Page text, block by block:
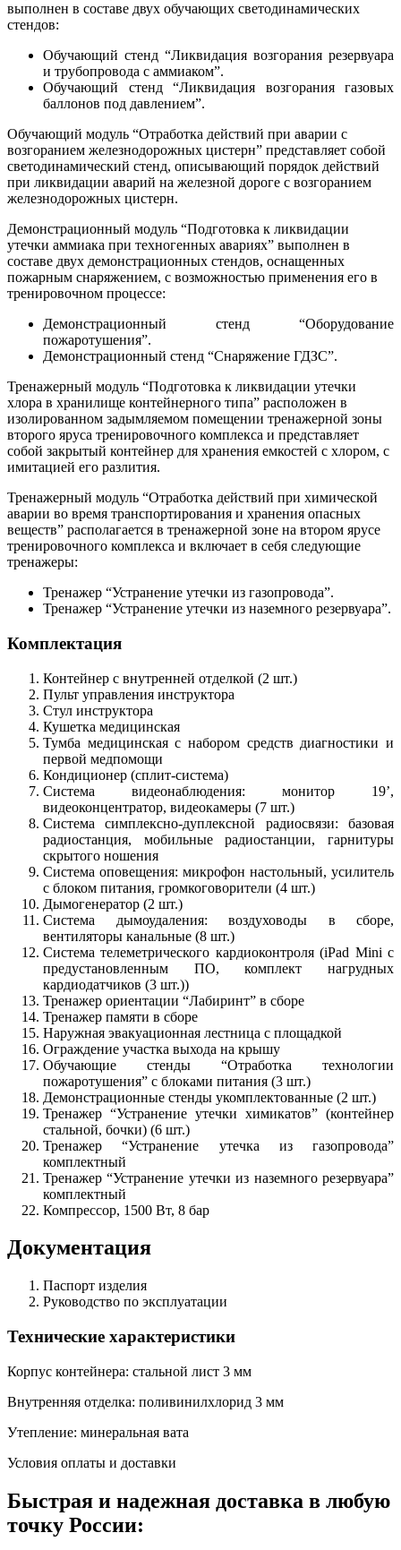
выполнен в составе двух обучающих светодинамических
стендов:
Обучающий стенд “Ликвидация возгорания резервуара
и трубопровода с аммиаком”.
Обучающий стенд “Ликвидация возгорания газовых
баллонов под давлением”.
Обучающий модуль “Отработка действий при аварии с
возгоранием железнодорожных цистерн” представляет собой
светодинамический стенд, описывающий порядок действий
при ликвидации аварий на железной дороге с возгоранием
железнодорожных цистерн.
Демонстрационный модуль “Подготовка к ликвидации
утечки аммиака при техногенных авариях” выполнен в
составе двух демонстрационных стендов, оснащенных
пожарным снаряжением, с возможностью применения его в
тренировочном процессе:
Демонстрационный стенд “Оборудование
пожаротушения”.
Демонстрационный стенд “Снаряжение ГДЗС”.
Тренажерный модуль “Подготовка к ликвидации утечки
хлора в хранилище контейнерного типа” расположен в
изолированном задымляемом помещении тренажерной зоны
второго яруса тренировочного комплекса и представляет
собой закрытый контейнер для хранения емкостей с хлором, с
имитацией его разлития.
Тренажерный модуль “Отработка действий при химической
аварии во время транспортирования и хранения опасных
веществ” располагается в тренажерной зоне на втором ярусе
тренировочного комплекса и включает в себя следующие
тренажеры:
Тренажер “Устранение утечки из газопровода”.
Тренажер “Устранение утечки из наземного резервуара”.
Комплектация
Контейнер с внутренней отделкой (2 шт.)
Пульт управления инструктора
Стул инструктора
Кушетка медицинская
Тумба медицинская с набором средств диагностики и
первой медпомощи
Кондиционер (сплит-система)
Система видеонаблюдения: монитор 19’,
видеоконцентратор, видеокамеры (7 шт.)
Система симплексно-дуплексной радиосвязи: базовая
радиостанция, мобильные радиостанции, гарнитуры
скрытого ношения
Система оповещения: микрофон настольный, усилитель
с блоком питания, громкоговорители (4 шт.)
Дымогенератор (2 шт.)
Система дымоудаления: воздуховоды в сборе,
вентиляторы канальные (8 шт.)
Система телеметрического кардиоконтроля (iPad Mini c
предустановленным ПО, комплект нагрудных
кардиодатчиков (3 шт.))
Тренажер ориентации “Лабиринт” в сборе
Тренажер памяти в сборе
Наружная эвакуационная лестница с площадкой
Ограждение участка выхода на крышу
Обучающие стенды “Отработка технологии
пожаротушения” с блоками питания (3 шт.)
Демонстрационные стенды укомплектованные (2 шт.)
Тренажер “Устранение утечки химикатов” (контейнер
стальной, бочки) (6 шт.)
Тренажер “Устранение утечка из газопровода”
комплектный
Тренажер “Устранение утечки из наземного резервуара”
комплектный
Компрессор, 1500 Вт, 8 бар
Документация
Паспорт изделия
Руководство по эксплуатации
Технические характеристики
Корпус контейнера: стальной лист 3 мм
Внутренняя отделка: поливинилхлорид 3 мм
Утепление: минеральная вата
Условия оплаты и доставки
Быстрая и надежная доставка в любую
точку России: